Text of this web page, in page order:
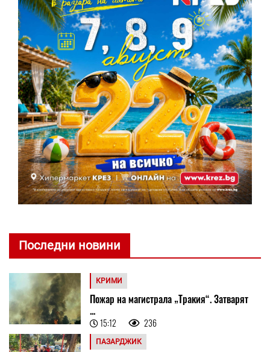
Последни новини
КРИМИ
Пожар на магистрала „Тракия“. Затварят
...
15:12 236
ПАЗАРДЖИК